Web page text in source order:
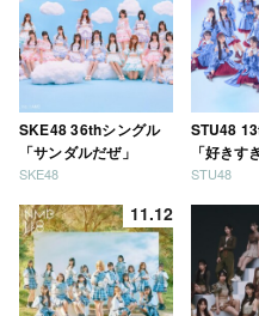
SKE48 36thシングル
「サンダルだぜ」
SKE48
STU48
「好きす
STU48
11.12